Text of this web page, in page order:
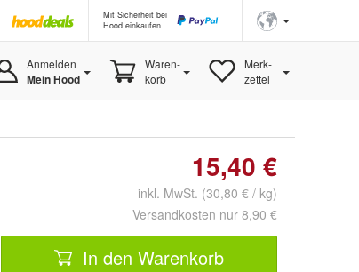
Mit Sicherheit bei
Hood einkaufen
Anmelden
Mein Hood
Waren-
korb
Merk-
zettel
15,40 €
inkl. MwSt. (30,80 € / kg)
Versandkosten nur 8,90 €
In den Warenkorb